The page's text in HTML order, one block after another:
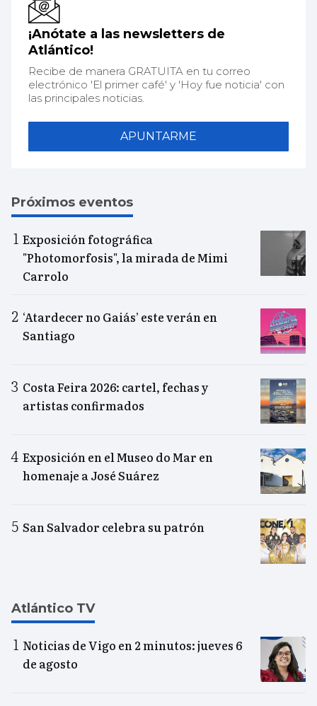
¡Anótate a las newsletters de
Atlántico!
Recibe de manera GRATUITA en tu correo
electrónico 'El primer café' y 'Hoy fue noticia' con
las principales noticias.
APUNTARME
Próximos eventos
Exposición fotográfica
"Photomorfosis", la mirada de Mimi
Carrolo
‘Atardecer no Gaiás’ este verán en
Santiago
Costa Feira 2026: cartel, fechas y
artistas confirmados
Exposición en el Museo do Mar en
homenaje a José Suárez
San Salvador celebra su patrón
Atlántico TV
Noticias de Vigo en 2 minutos: jueves 6
de agosto